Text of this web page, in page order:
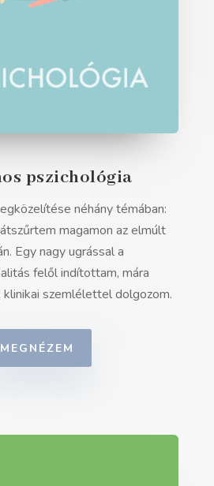
pszichológia
néhány témában:
magamon az elmúlt
Egy nagy ugrással a
felől indítottam, mára
klinikai szemlélettel dolgozom.
MEGNÉZEM